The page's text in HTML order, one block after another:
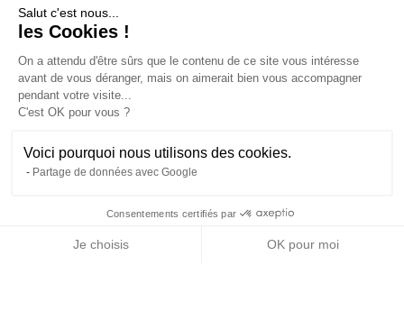
Salut c'est nous...
les Cookies !
On a attendu d'être sûrs que le contenu de ce site vous intéresse
avant de vous déranger, mais on aimerait bien vous accompagner
pendant votre visite...
C'est OK pour vous ?
Voici pourquoi nous utilisons des cookies.
Partage de données avec Google
Consentements certifiés par
Je choisis OK pour moi
Le management digital remplace-t-il
le manager ?
Quelle est la différence entre
transformation digitale et
Ces articles peuvent aussi